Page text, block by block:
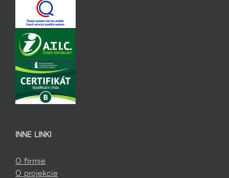
INNE LINKI
O firmie
O projekcie